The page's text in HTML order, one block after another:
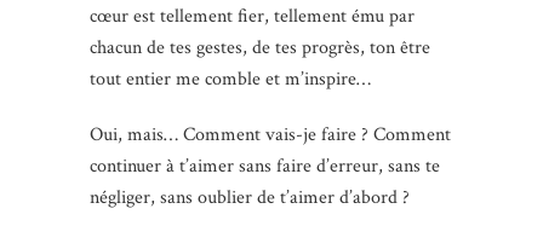
cœur est tellement fier, tellement ému par
chacun de tes gestes, de tes progrès, ton être
tout entier me comble et m’inspire…
Oui, mais… Comment vais-je faire ? Comment
continuer à t’aimer sans faire d’erreur, sans te
négliger, sans oublier de t’aimer d’abord ?